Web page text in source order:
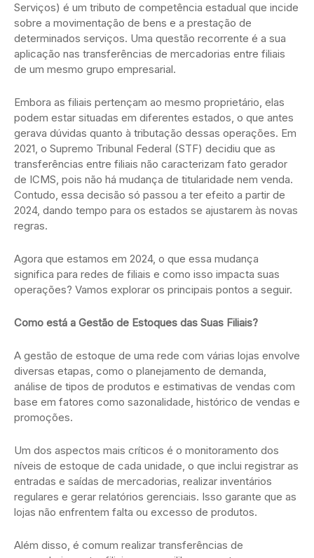
Serviços) é um tributo de competência estadual que incide
sobre a movimentação de bens e a prestação de
determinados serviços. Uma questão recorrente é a sua
aplicação nas transferências de mercadorias entre filiais
de um mesmo grupo empresarial.
Embora as filiais pertençam ao mesmo proprietário, elas
podem estar situadas em diferentes estados, o que antes
gerava dúvidas quanto à tributação dessas operações. Em
2021, o Supremo Tribunal Federal (STF) decidiu que as
transferências entre filiais não caracterizam fato gerador
de ICMS, pois não há mudança de titularidade nem venda.
Contudo, essa decisão só passou a ter efeito a partir de
2024, dando tempo para os estados se ajustarem às novas
regras.
Agora que estamos em 2024, o que essa mudança
significa para redes de filiais e como isso impacta suas
operações? Vamos explorar os principais pontos a seguir.
Como está a Gestão de Estoques das Suas Filiais?
A gestão de estoque de uma rede com várias lojas envolve
diversas etapas, como o planejamento de demanda,
análise de tipos de produtos e estimativas de vendas com
base em fatores como sazonalidade, histórico de vendas e
promoções.
Um dos aspectos mais críticos é o monitoramento dos
níveis de estoque de cada unidade, o que inclui registrar as
entradas e saídas de mercadorias, realizar inventários
regulares e gerar relatórios gerenciais. Isso garante que as
lojas não enfrentem falta ou excesso de produtos.
Além disso, é comum realizar transferências de